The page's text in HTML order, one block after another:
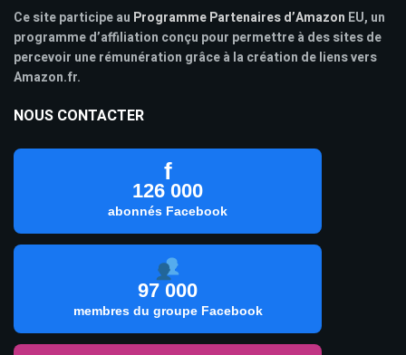
Ce site participe au Programme Partenaires d’Amazon EU, un
programme d’affiliation conçu pour permettre à des sites de
percevoir une rémunération grâce à la création de liens vers
Amazon.fr.
NOUS CONTACTER
f
126 000
abonnés Facebook
97 000
membres du groupe Facebook